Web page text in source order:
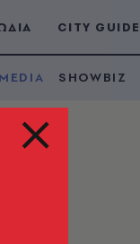
CITY GUIDE
SHOWBIZ